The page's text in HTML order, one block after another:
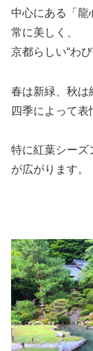
中心にある「龍
常に美しく、
京都らしい“わ
春は新緑、秋は
四季によって表
特に紅葉シーズ
が広がります。